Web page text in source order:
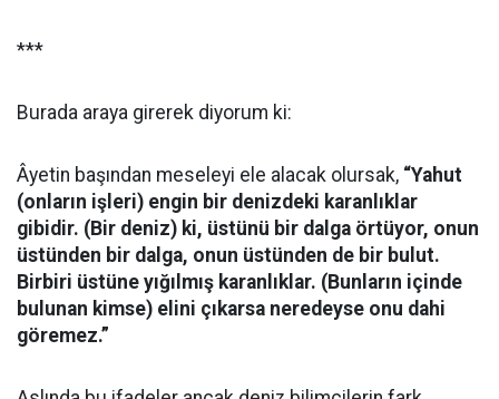
***
Burada araya girerek diyorum ki:
Âyetin başından meseleyi ele alacak olursak, “Yahut
(onların işleri) engin bir denizdeki karanlıklar
gibidir. (Bir deniz) ki, üstünü bir dalga örtüyor, onun
üstünden bir dalga, onun üstünden de bir bulut.
Birbiri üstüne yığılmış karanlıklar. (Bunların içinde
bulunan kimse) elini çıkarsa neredeyse onu dahi
göremez.”